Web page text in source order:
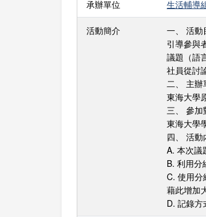
承辦單位 生活輔導
活動簡介
一、 活動
引導參與
議題（語
社員從討
二、 主辦
東海大學
三、 參加
東海大學
四、 活動
A. 本次議
B. 利用分
C. 使用分
藉此增加
D. 記錄方